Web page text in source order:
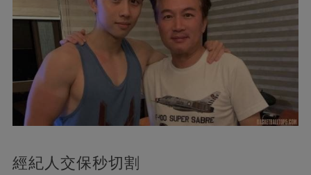
經紀人交保秒切割